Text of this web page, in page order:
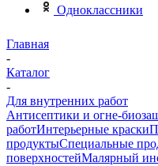
Одноклассники
Главная
-
Каталог
-
Для внутренних работ
Антисептики и огне-
работИнтерьерные краски
продуктыСпециальные
поверхностейМалярный